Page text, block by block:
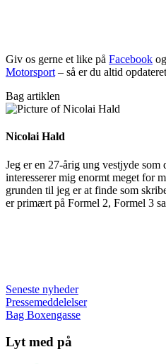
Giv os gerne et like på Facebook
Motorsport – så er du altid
Bag artiklen
Nicolai Hald
Jeg er en 27-årig ung vestjyde som
interesserer mig enormt meget for
grunden til jeg er at finde som
er primært på Formel 2, Formel 3
Seneste nyheder
Pressemeddelelser
Bag Boxengasse
Lyt med på